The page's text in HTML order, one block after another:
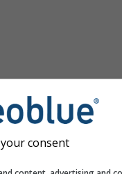
consent